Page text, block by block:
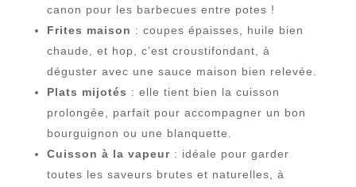
canon pour les barbecues entre potes !
Frites maison : coupes épaisses, huile bien
chaude, et hop, c’est croustifondant, à
déguster avec une sauce maison bien relevée.
Plats mijotés : elle tient bien la cuisson
prolongée, parfait pour accompagner un bon
bourguignon ou une blanquette.
Cuisson à la vapeur: idéale pour garder
toutes les saveurs brutes et naturelles, à